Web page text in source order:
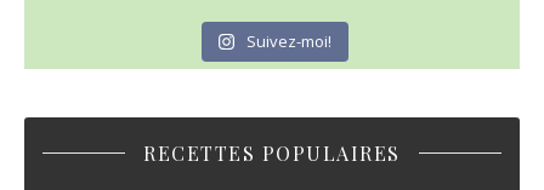
Suivez-moi!
RECETTES POPULAIRES